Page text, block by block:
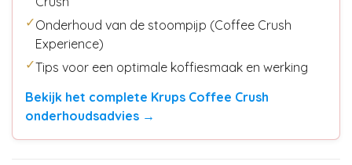
✓Onderhoud van de stoompijp (Coffee Crush
Experience)
✓Tips voor een optimale koffiesmaak en werking
Bekijk het complete Krups Coffee Crush
onderhoudsadvies →